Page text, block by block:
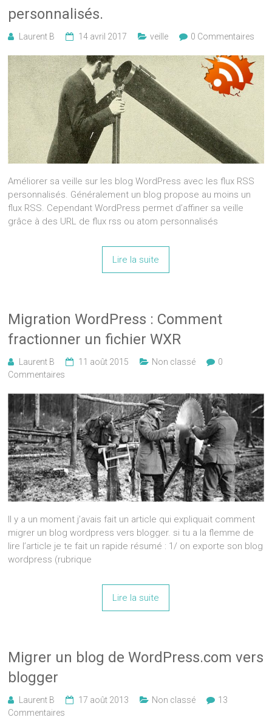
personnalisés.
Laurent B 14 avril 2017 veille 0 Commentaires
Améliorer sa veille sur les blog WordPress avec les flux RSS
personnalisés. Généralement un blog propose au moins un
flux RSS. Cependant WordPress permet d’affiner sa veille
grâce à des URL de flux rss ou atom personnalisés
Lire la suite
Migration WordPress : Comment
fractionner un fichier WXR
Laurent B 11 août 2015 Non classé
0
Commentaires
Il y a un moment j’avais fait un article qui expliquait comment
migrer un blog wordpress vers blogger. si tu a la flemme de
lire l’article je te fait un rapide résumé : 1/ on exporte son blog
wordpress (rubrique
Lire la suite
Migrer un blog de WordPress.com vers
blogger
Laurent B 17 août 2013 Non classé
13
Commentaires